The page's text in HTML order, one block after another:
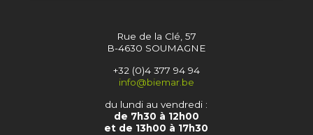
Rue de la Clé, 57
B-4630 SOUMAGNE
+32 (0)4 377 94 94
info@biemar.be
du lundi au vendredi :
de 7h30 à 12h00
et de 13h00 à 17h30